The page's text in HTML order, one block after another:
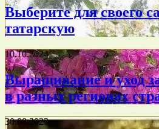
Выберите для своего
татарскую
10.10.2024
Выращивание и уход
в разных регионах
30.08.2023